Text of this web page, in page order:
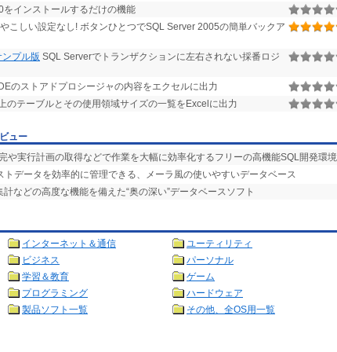
をインストールするだけの機能
こしい設定なし! ボタンひとつでSQL Server 2005の簡単バックア
プル版 SQL Serverでトランザクションに左右されない採番ロジ
のストアドプロシージャの内容をエクセルに出力
のテーブルとその使用領域サイズの一覧をExcelに出力
ュー
や実行計画の取得などで作業を大幅に効率化するフリーの高機能SQL開発環境
トデータを効率的に管理できる、メーラ風の使いやすいデータベース
計などの高度な機能を備えた“奥の深い”データベースソフト
インターネット＆通信
ユーティリティ
ビジネス
パーソナル
学習＆教育
ゲーム
プログラミング
ハードウェア
製品ソフト一覧 その他、全OS用一覧